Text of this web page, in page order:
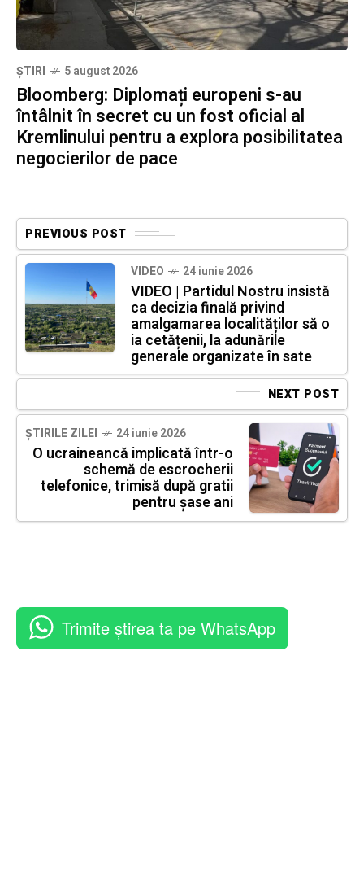
ȘTIRI 5 august 2026
Bloomberg: Diplomați europeni s-au
întâlnit în secret cu un fost oficial al
Kremlinului pentru a explora posibilitatea
negocierilor de pace
PREVIOUS POST
VIDEO 24 iunie 2026
VIDEO | Partidul Nostru insistă
ca decizia finală privind
amalgamarea localităților să o
ia cetățenii, la adunările
generale organizate în sate
NEXT POST
ȘTIRILE ZILEI 24 iunie 2026
O ucraineancă implicată într-o
schemă de escrocherii
telefonice, trimisă după gratii
pentru șase ani
Trimite știrea ta pe WhatsApp